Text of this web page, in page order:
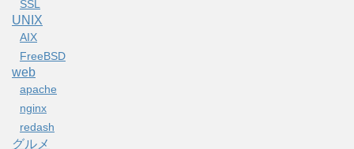
SSL
UNIX
AIX
FreeBSD
web
apache
nginx
redash
グルメ